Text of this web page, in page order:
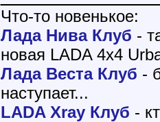
Что-то новенькое:
Лада Нива Клуб -
новая LADA 4x4
Лада Веста Клуб -
наступает...
LADA Xray Клуб -